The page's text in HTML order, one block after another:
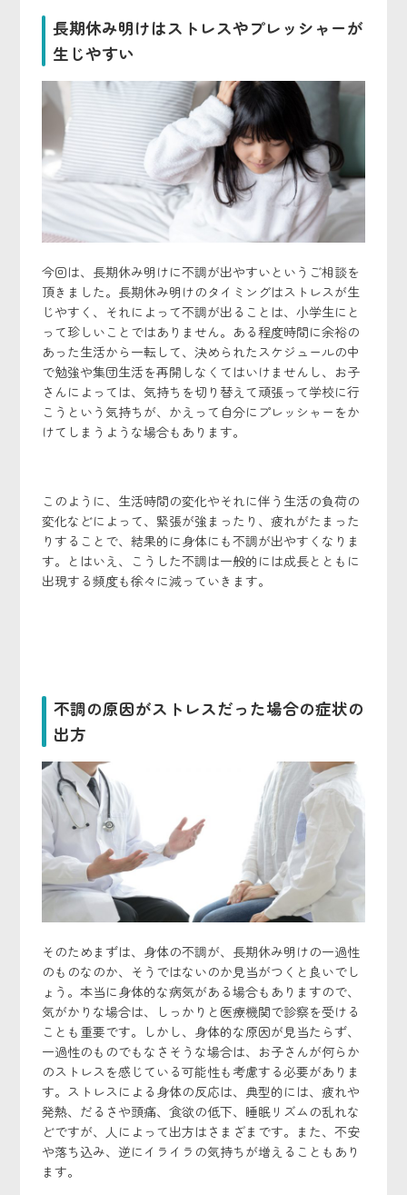
長期休み明けはストレスやプレッシャーが
生じやすい
今回は、長期休み明けに不調が出やすいというご相談を
頂きました。長期休み明けのタイミングはストレスが生
じやすく、それによって不調が出ることは、小学生にと
って珍しいことではありません。ある程度時間に余裕の
あった生活から一転して、決められたスケジュールの中
で勉強や集団生活を再開しなくてはいけませんし、お子
さんによっては、気持ちを切り替えて頑張って学校に行
こうという気持ちが、かえって自分にプレッシャーをか
けてしまうような場合もあります。
このように、生活時間の変化やそれに伴う生活の負荷の
変化などによって、緊張が強まったり、疲れがたまった
りすることで、結果的に身体にも不調が出やすくなりま
す。とはいえ、こうした不調は一般的には成長とともに
出現する頻度も徐々に減っていきます。
不調の原因がストレスだった場合の症状の
出方
そのためまずは、身体の不調が、長期休み明けの一過性
のものなのか、そうではないのか見当がつくと良いでし
ょう。本当に身体的な病気がある場合もありますので、
気がかりな場合は、しっかりと医療機関で診察を受ける
ことも重要です。しかし、身体的な原因が見当たらず、
一過性のものでもなさそうな場合は、お子さんが何らか
のストレスを感じている可能性も考慮する必要がありま
す。ストレスによる身体の反応は、典型的には、疲れや
発熱、だるさや頭痛、食欲の低下、睡眠リズムの乱れな
どですが、人によって出方はさまざまです。また、不安
や落ち込み、逆にイライラの気持ちが増えることもあり
ます。